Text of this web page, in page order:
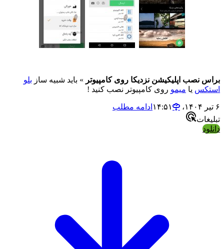
اپلیکیشن نزدیکا روی کامپیوتر» باید شبیه سازبلو
یامیمو روی کامپیوتر نصب کنید !
ادامه مطلب